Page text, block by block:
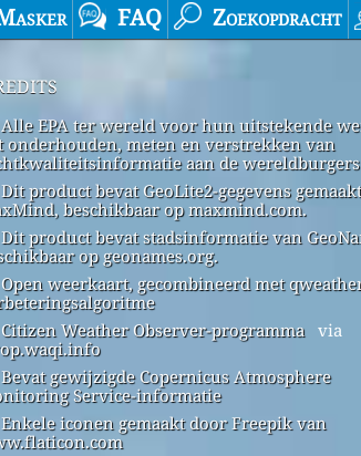
FAQ Zoekopdracht
Alle EPA ter wereld voor hun uitstekende
onderhouden, meten en verstrekken van
aan de wereldburgers
Dit product bevat GeoLite2-gegevens
beschikbaar op maxmind.com.
Dit product bevat stadsinformatie van
op geonames.org.
Open weerkaart, gecombineerd met
Citizen Weather Observer-programma via
Bevat gewijzigde Copernicus Atmosphere
Service-informatie
Enkele iconen gemaakt door Freepik van